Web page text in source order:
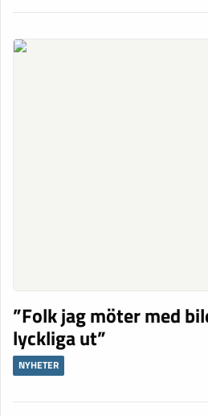
”Folk jag möter med
lyckliga ut”
NYHETER